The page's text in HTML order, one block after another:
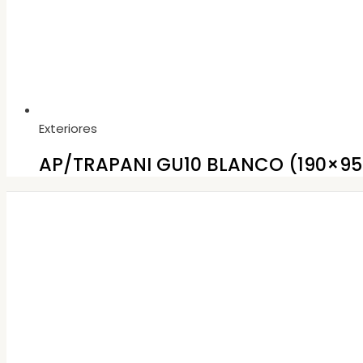
Exteriores
AP/TRAPANI GU10 BLANCO